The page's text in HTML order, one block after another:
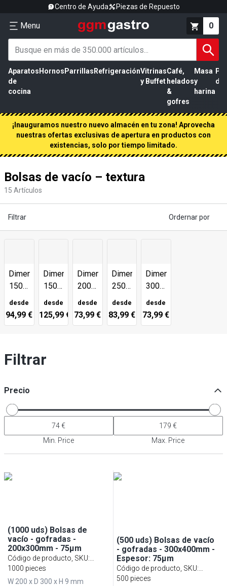
Centro de Ayuda Piezas de Repuesto
Menu 0
Aparatos
de
cocina
Hornos Parrillas RefrigeraciónVitrinas
y Buffet
Café,
helados
&
gofres
Masa
y
harina
de
¡Inauguramos nuestro nuevo almacén en tu zona! Aprovecha
nuestras ofertas exclusivas de apertura en productos con
existencias, solo por tiempo limitado.
Bolsas de vacío – textura
15 Artículos
Filtrar Ordernar por
Dimensiones:
150 x
250
mm
desde
94,99 €
Dimensiones:
150 x
300
mm
desde
125,99 €
Dimensiones:
200 x
300
mm
desde
73,99 €
Dimensiones:
250 x
350
mm
desde
83,99 €
Dimensiones:
300 x
400
mm
desde
73,99 €
Filtrar
Precio
Min. Price Max. Price
(1000 uds) Bolsas de
vacío - gofradas -
200x300mm - 75µm
Código de producto, SKU:
VBGA203075
1000 pieces
W 200 x D 300 x H 9 mm
(500 uds) Bolsas de vacío
- gofradas - 300x400mm -
Espesor: 75µm
Código de producto, SKU:
VBGA304075
500 pieces